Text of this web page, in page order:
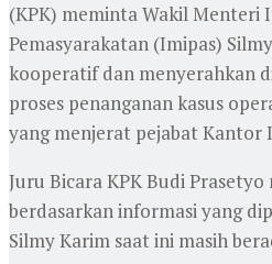
(KPK) meminta Wakil Menteri
Pemasyarakatan (Imipas)
kooperatif dan menyerahkan
proses penanganan kasus
yang menjerat pejabat Kantor
Juru Bicara KPK Budi
berdasarkan informasi yang
Silmy Karim saat ini masih